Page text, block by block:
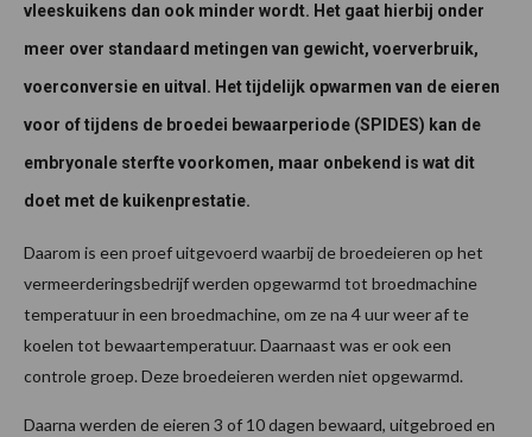
vleeskuikens dan ook minder wordt. Het gaat hierbij onder
meer over standaard metingen van gewicht, voerverbruik,
voerconversie en uitval. Het tijdelijk opwarmen van de eieren
voor of tijdens de broedei bewaarperiode (SPIDES) kan de
embryonale sterfte voorkomen, maar onbekend is wat dit
doet met de kuikenprestatie.
Daarom is een proef uitgevoerd waarbij de broedeieren op het
vermeerderingsbedrijf werden opgewarmd tot broedmachine
temperatuur in een broedmachine, om ze na 4 uur weer af te
koelen tot bewaartemperatuur. Daarnaast was er ook een
controle groep. Deze broedeieren werden niet opgewarmd.
Daarna werden de eieren 3 of 10 dagen bewaard, uitgebroed en